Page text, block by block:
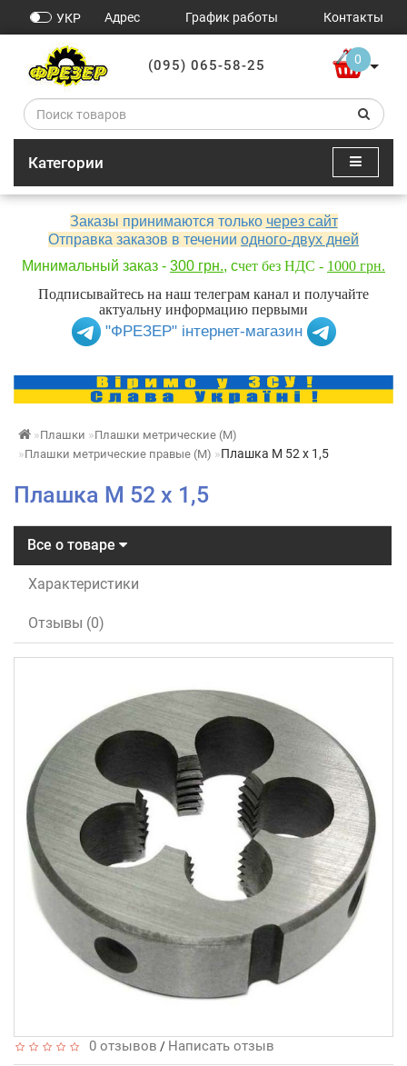
УКР Адрес График работы Контакты
Категории
(095) 065-58-25 0
Заказы принимаются только через сайт
Отправка заказов в течении одного-двух дней
Минимальный заказ - 300 грн., счет без НДС - 1000 грн.
Подписывайтесь на наш телеграм канал и получайте
актуальну информацию первыми
"ФРЕЗЕР" інтернет-магазин
Плашки
Плашки метрические (М)
Плашки метрические правые (М)
Плашка М 52 х 1,5
Плашка М 52 х 1,5
Все о товаре
Характеристики
Отзывы (0)
0 отзывов / Написать отзыв